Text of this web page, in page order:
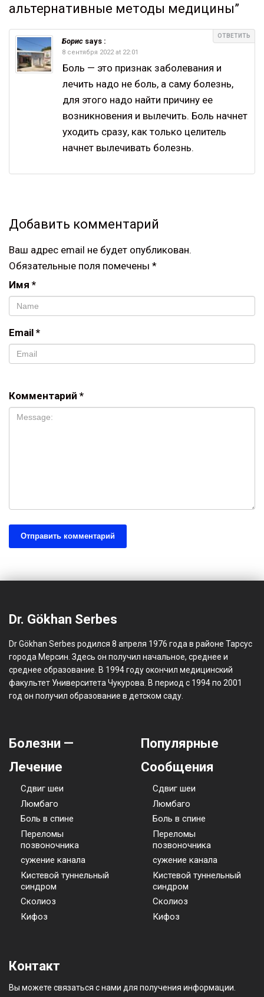
альтернативные методы медицины”
Борис says :
ОТВЕТИТЬ
8 сентября 2022 at 22:01
Боль — это признак заболевания и
лечить надо не боль, а саму болезнь,
для этого надо найти причину ее
возникновения и вылечить. Боль начнет
уходить сразу, как только целитель
начнет вылечивать болезнь.
Добавить комментарий
Ваш адрес email не будет опубликован.
Обязательные поля помечены *
Комментарий *
Имя *
Email *
Dr. Gökhan Serbes
Dr Gökhan Serbes родился 8 апреля 1976 года в районе Тарсус
города Мерсин. Здесь он получил начальное, среднее и
среднее образование. В 1994 году окончил медицинский
факультет Университета Чукурова. В период с 1994 по 2001
год он получил образование в детском саду.
Болезни —
Лечение
Сдвиг шеи
Люмбаго
Боль в спине
Переломы
позвоночника
сужение канала
Кистевой туннельный
синдром
Сколиоз
Кифоз
Популярные
Сообщения
Сдвиг шеи
Люмбаго
Боль в спине
Переломы
позвоночника
сужение канала
Кистевой туннельный
синдром
Сколиоз
Кифоз
Контакт
Вы можете связаться с нами для получения информации.